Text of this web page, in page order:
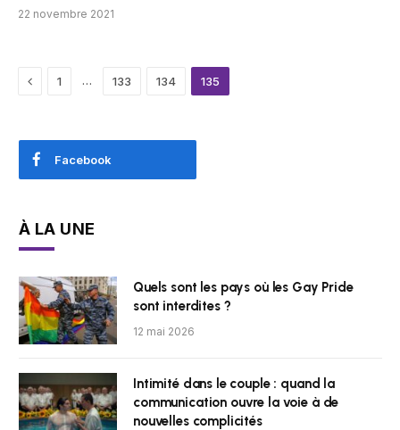
22 novembre 2021
Previous
1 … 133 134 135
Facebook
À LA UNE
Quels sont les pays où les Gay Pride
sont interdites ?
12 mai 2026
Intimité dans le couple : quand la
communication ouvre la voie à de
nouvelles complicités